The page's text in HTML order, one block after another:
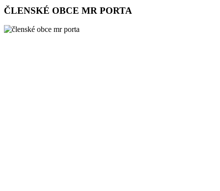
ČLENSKÉ OBCE MR PORTA